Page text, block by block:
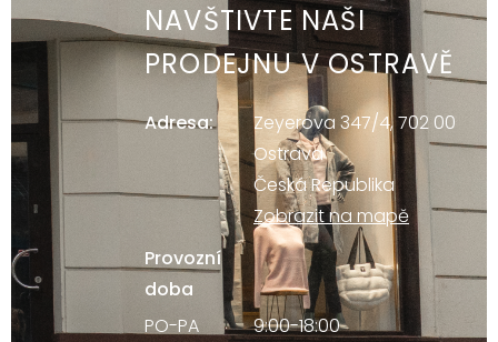
NAVŠTIVTE NAŠI
PRODEJNU V OSTRAVĚ
Adresa:
Zeyerova 347/4, 702 00
Ostrava
Česká Republika
Zobrazit na mapě
Provozní
doba
PO-PA
9:00-18:00